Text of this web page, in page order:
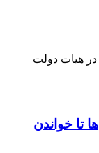
تعداد دیگری از تبصره‌های لایحه بودجه سال ٩٦ در هیات دولت
تا خواندن